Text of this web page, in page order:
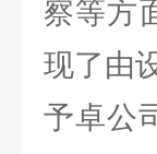
察等方
现了由
予卓公